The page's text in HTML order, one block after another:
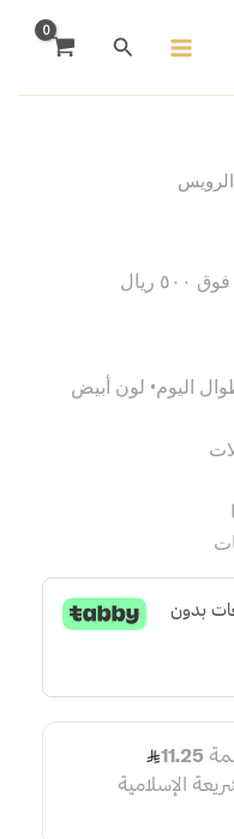
البحث
ريال
اليوم• لون أبيض